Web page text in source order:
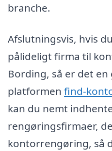
branche.
Afslutningsvis, hvis
pålideligt firma til
Bording, så er det
platformen find-
kan du nemt
rengøringsfirmaer,
kontorrengøring, så